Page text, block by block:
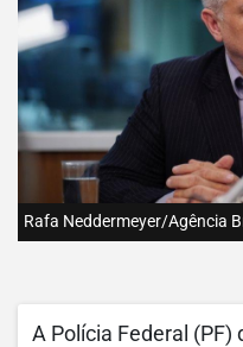
Rafa Neddermeyer/Agência
A Polícia Federal